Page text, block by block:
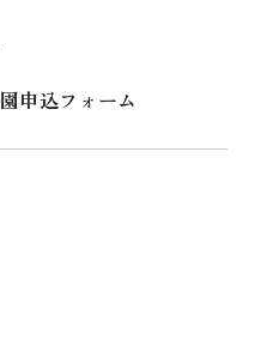
申込フォーム